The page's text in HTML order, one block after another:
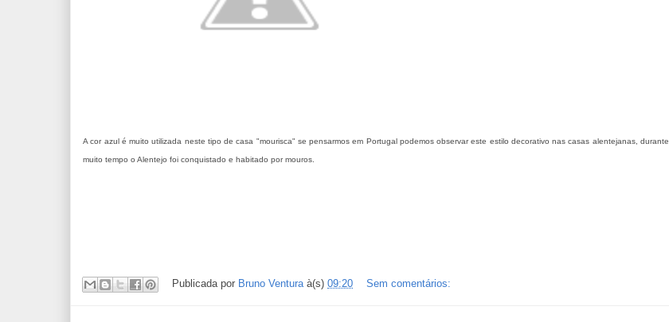
A cor azul é muito utilizada neste tipo de casa "mourisca" se pensarmos em Portugal podemos observar este estilo decorativo nas casas alentejanas, durante
muito tempo o Alentejo foi conquistado e habitado por mouros.
Publicada por Bruno Ventura à(s) 09:20 Sem comentários: